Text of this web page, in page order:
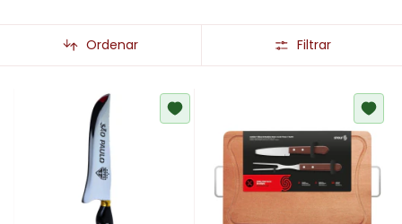
Ordenar Filtrar